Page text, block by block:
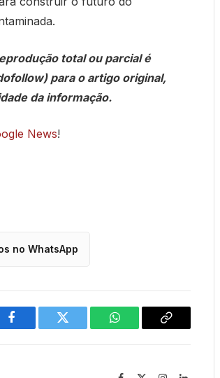
total ou parcial é
para o artigo original,
da informação.
News!
no WhatsApp
Facebook Twitter WhatsAppCopy